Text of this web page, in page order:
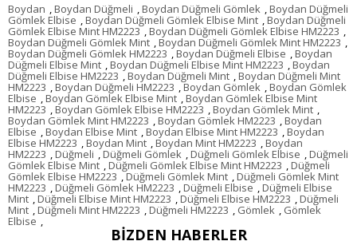
Boydan
Boydan Düğmeli Boydan Düğmeli Gömlek Boydan Düğmeli
Gömlek Elbise Boydan Düğmeli Gömlek Elbise Mint Boydan Düğmeli
Gömlek Elbise Mint HM2223 Boydan Düğmeli Gömlek Elbise HM2223
Boydan Düğmeli Gömlek Mint Boydan Düğmeli Gömlek Mint HM2223
Boydan Düğmeli Gömlek HM2223 ,Boydan Düğmeli Elbise Boydan
Düğmeli Elbise Mint Boydan Düğmeli Elbise Mint HM2223 Boydan
Düğmeli Elbise HM2223 ,Boydan Düğmeli Mint Boydan Düğmeli Mint
HM2223 Boydan Düğmeli HM2223 Boydan Gömlek Boydan Gömlek
Elbise Boydan Gömlek Elbise Mint Boydan Gömlek Elbise Mint
HM2223 Boydan Gömlek Elbise HM2223 Boydan Gömlek Mint
Boydan Gömlek Mint HM2223 Boydan Gömlek HM2223 Boydan
Elbise Boydan Elbise Mint Boydan Elbise Mint HM2223 Boydan
Elbise HM2223 Boydan Mint Boydan Mint HM2223 Boydan
HM2223 Düğmeli ,Düğmeli Gömlek Düğmeli Gömlek Elbise Düğmeli
Gömlek Elbise Mint Düğmeli Gömlek Elbise Mint HM2223 Düğmeli
Gömlek Elbise HM2223 ,Düğmeli Gömlek Mint Düğmeli Gömlek Mint
HM2223 Düğmeli Gömlek HM2223 Düğmeli Elbise Düğmeli Elbise
Mint Düğmeli Elbise Mint HM2223 Düğmeli Elbise HM2223 Düğmeli
Mint Düğmeli Mint HM2223 Düğmeli HM2223 Gömlek Gömlek
Elbise
BIZDEN HABERLER